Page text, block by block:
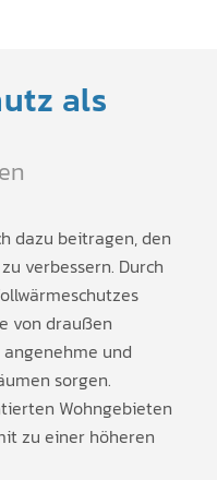
als
dazu beitragen, den
verbessern. Durch
von draußen
und
sorgen.
Wohngebieten
zu einer höheren